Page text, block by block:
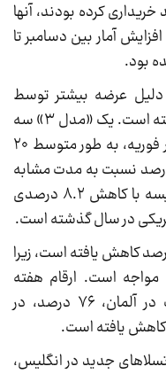
کرده بودند، آنها
آمار بین دسامبر تا
بود.
عرضه بیشتر توسط
مالکان آنها به بازار، به شدت کاهش یافته است. یک «مدل ۳» سه
ساله در بازار آنلاین خودرو انگلیس، در فوریه، به طور متوسط ‌۲۰
و ۸۸۷ پوند قیمت داشت که ۱۷ درصد نسبت به مدت مشابه
سال قبل کاهش داشت و این در مقایسه با کاهش ۸.۲ درصدی
در سال گذشته است.
تسلا در سال جاری، بیش از ۳۰ درصد کاهش یافته است، زیرا
است. ارقام هفته
گذشته، نشان می‌دهد که سفارشات در آلمان، ۷۶ درصد، در
جدید در انگلیس،